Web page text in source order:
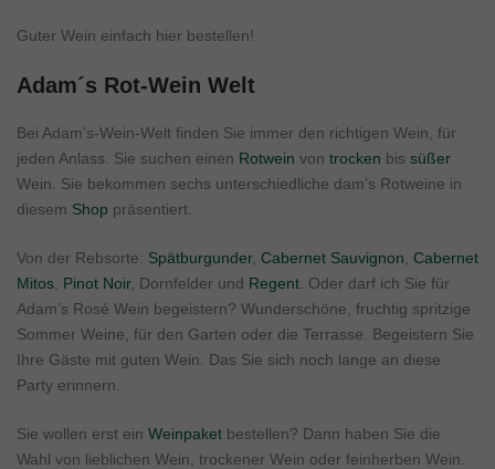
Guter Wein einfach hier bestellen!
Adam´s Rot-Wein Welt
Bei Adam’s-Wein-Welt finden Sie immer den richtigen Wein, für
jeden Anlass. Sie suchen einen Rotwein von trocken bis süßer
Wein. Sie bekommen sechs unterschiedliche dam’s Rotweine in
diesem Shop präsentiert.
Von der Rebsorte: Spätburgunder, Cabernet Sauvignon Cabernet
Mitos Pinot Noir, Dornfelder und Regent . Oder darf ich Sie für
Adam’s Rosé Wein begeistern? Wunderschöne, fruchtig spritzige
Sommer Weine, für den Garten oder die Terrasse. Begeistern Sie
Ihre Gäste mit guten Wein. Das Sie sich noch lange an diese
Party erinnern.
Sie wollen erst ein Weinpaket bestellen? Dann haben Sie die
Wahl von lieblichen Wein, trockener Wein oder feinherben Wein.